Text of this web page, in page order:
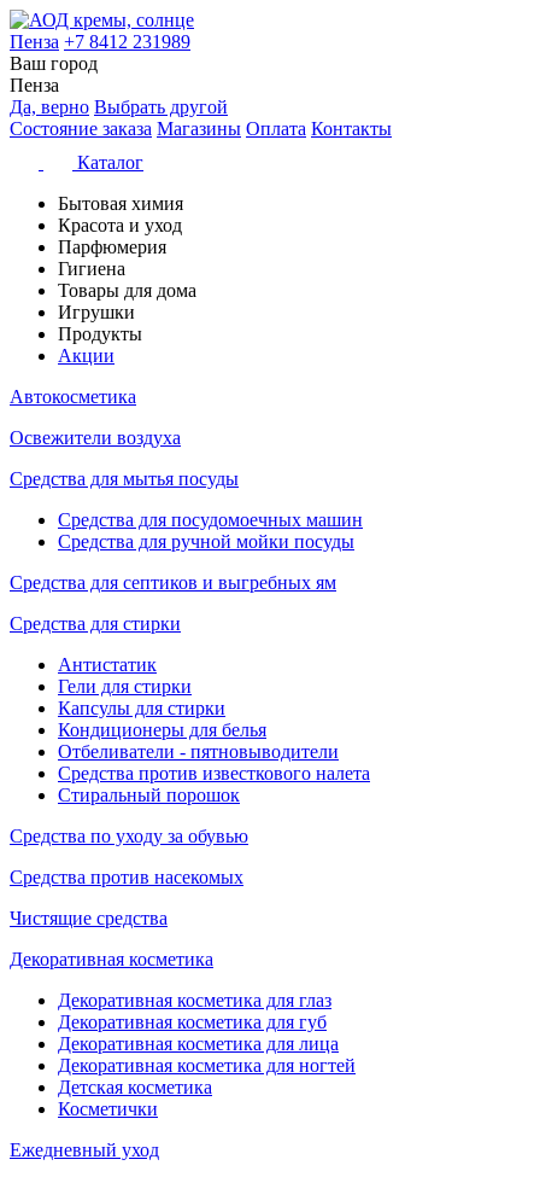
Пенза +7 8412 231989
Ваш город
Пенза
Да, верно Выбрать другой
Состояние заказа Магазины Оплата Контакты
Каталог
Бытовая химия
Красота и уход
Парфюмерия
Гигиена
Товары для дома
Игрушки
Продукты
Акции
Автокосметика
Освежители воздуха
Средства для мытья посуды
Средства для посудомоечных машин
Средства для ручной мойки посуды
Средства для септиков и выгребных ям
Средства для стирки
Антистатик
Гели для стирки
Капсулы для стирки
Кондиционеры для белья
Отбеливатели - пятновыводители
Средства против известкового налета
Стиральный порошок
Средства по уходу за обувью
Средства против насекомых
Чистящие средства
Декоративная косметика
Декоративная косметика для глаз
Декоративная косметика для губ
Декоративная косметика для лица
Декоративная косметика для ногтей
Детская косметика
Косметички
Ежедневный уход